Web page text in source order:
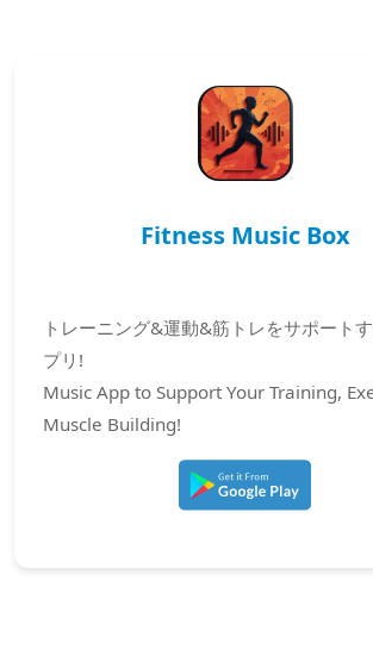
Fitness Music Box
トレーニング&運動&筋トレをサポート
プリ!
Music App to Support Your Training,
Muscle Building!